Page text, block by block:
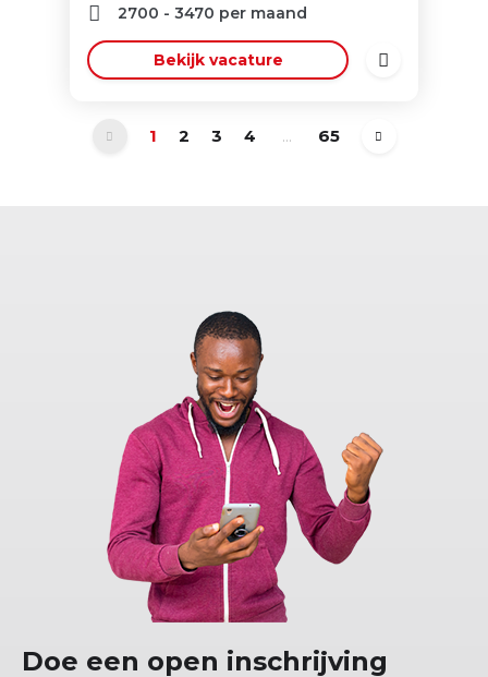
2700 - 3470 per maand
Bekijk vacature
1 2 3 4 ... 65
Doe een open inschrijving